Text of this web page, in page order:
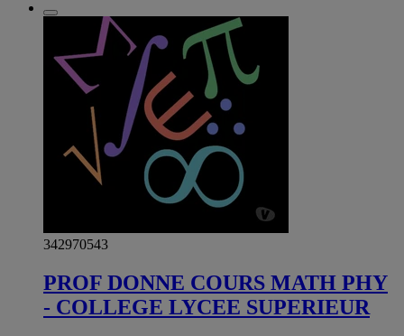
342970543
PROF DONNE COURS MATH PHY
- COLLEGE LYCEE SUPERIEUR